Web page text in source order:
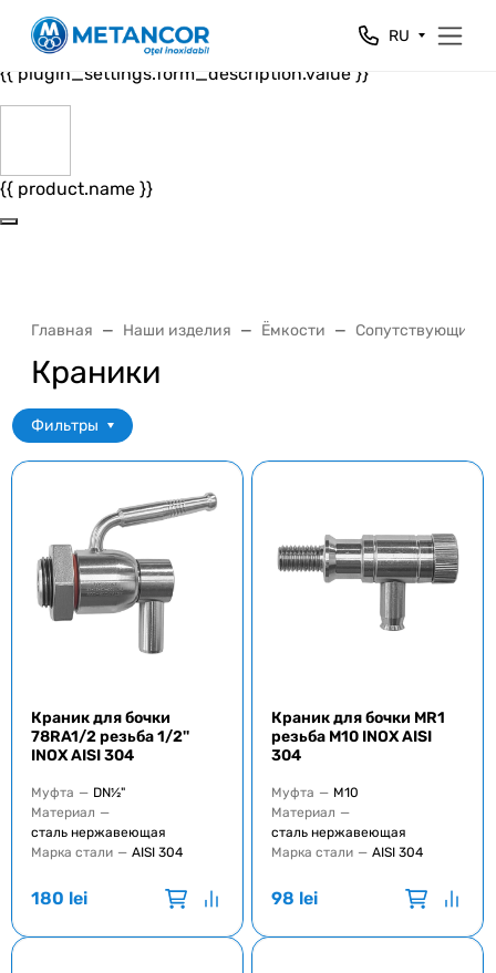
Close
{{ plugin_settings.form_header.value }}
{{ plugin_settings.form_description.value }}
{{ product.name }}
RU
Главная Наши изделия Ёмкости Сопутствующие
Краники
Фильтры
Краник для бочки
78RA1/2 резьба 1/2''
INOX AISI 304
Муфта — DN½"
Материал —
сталь нержавеющая
Марка стали — AISI 304
180 lei
Краник для бочки MR1
резьба M10 INOX AISI
304
Муфта — M10
Материал —
сталь нержавеющая
Марка стали — AISI 304
98 lei